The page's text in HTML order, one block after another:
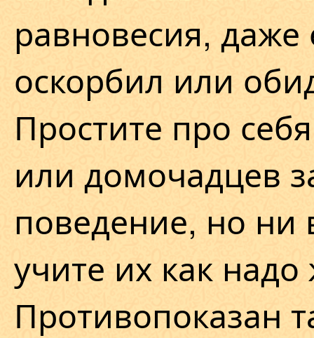
равновесия, даже
оскорбил или
Простите про
или домочадцев
поведение, но ни
учите их как
Противопоказан